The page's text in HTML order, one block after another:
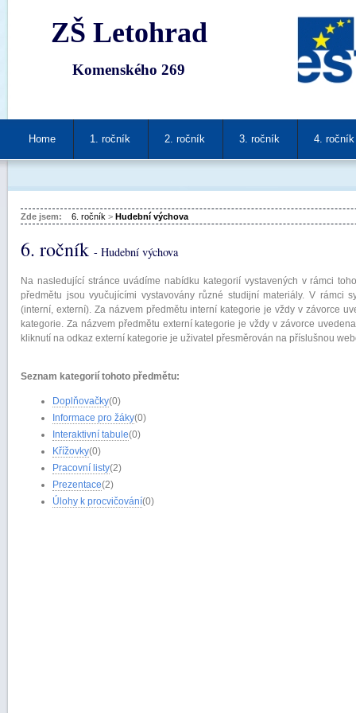
ZŠ Letohrad
Komenského 269
Home 1. ročník 2. ročník 3. ročník 4. ročník
Zde jsem: 6. ročník > Hudební výchova
6. ročník - Hudební výchova
Na nasledující stránce uvádíme nabídku kategorií vystavených v rámci
předmětu jsou vyučujícími vystavovány různé studijní materiály. V rámci
(interní, externí). Za názvem předmětu interní kategorie je vždy v závorce
kategorie. Za názvem předmětu externí kategorie je vždy v závorce
kliknutí na odkaz externí kategorie je uživatel přesměrován na příslušnou
Seznam kategorií tohoto předmětu:
Doplňovačky(0)
Informace pro žáky(0)
Interaktivní tabule(0)
Křížovky(0)
Pracovní listy(2)
Prezentace(2)
Úlohy k procvičování(0)